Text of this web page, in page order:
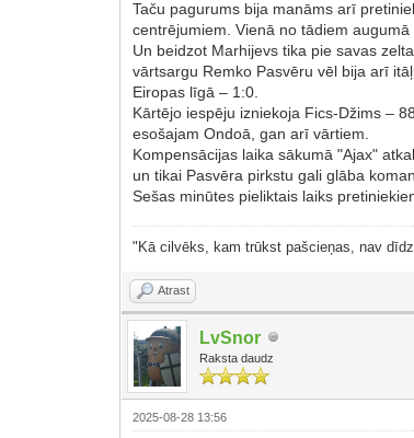
Taču pagurums bija manāms arī
centrējumiem. Vienā no tādiem
Un beidzot Marhijevs tika pie savas
vārtsargu Remko Pasvēru vēl bija arī
Eiropas līgā – 1:0.
Kārtējo iespēju izniekoja Fics-Džims –
esošajam Ondoā, gan arī vārtiem.
Kompensācijas laika sākumā "Ajax"
un tikai Pasvēra pirkstu gali glāba
Sešas minūtes pieliktais laiks
"Kā cilvēks, kam trūkst pašcieņas, nav
Atrast
LvSnor
Raksta daudz
2025-08-28 13:56